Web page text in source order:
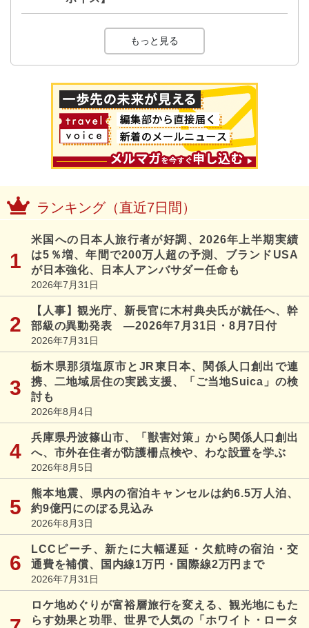
もっと見る
ランキング（直近7日間）
米国への日本人旅行者が好調、2026年上半期実績
は5％増、年間で200万人超の予測、ブランドUSA
が日本強化、日本人アンバサダー任命も
2026年7月31日
【人事】観光庁、新長官に木村典央氏が就任へ、幹
部級の異動発表 ―2026年7月31日・8月7日付
2026年7月31日
栃木県那須塩原市とJR東日本、関係人口創出で連
携、二地域居住の実践支援、「ご当地Suica」の検
討も
2026年8月4日
兵庫県丹波篠山市、「獣害対策」から関係人口創出
へ、市外在住者が防護柵点検や、わな設置を学ぶ
2026年8月5日
熊本地震、県内の宿泊キャンセルは約6.5万人泊、
約9億円にのぼる見込み
2026年8月3日
LCCピーチ、新たに大幅遅延・欠航時の宿泊・交
通費を補償、国内線1万円・国際線2万円まで
2026年7月31日
ロケ地めぐりが富裕層旅行を変える、観光地にもた
らす効果と功罪、世界で人気の「ホワイト・ロータ